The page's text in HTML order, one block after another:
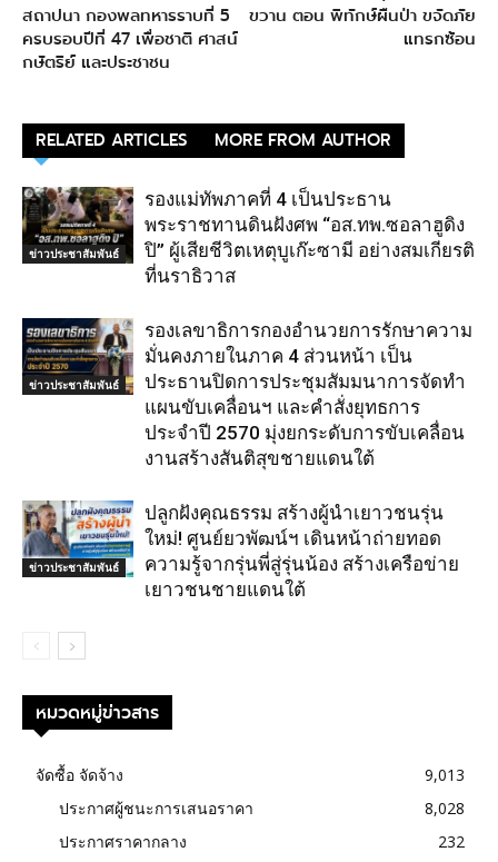
สถาปนา กองพลทหารราบที่ 5
ครบรอบปีที่ 47 เพื่อชาติ ศาสน์
กษัตริย์ และประชาชน
ขวาน ตอน พิทักษ์ผืนป่า ขจัดภัย
แทรกซ้อน
RELATED ARTICLES MORE FROM AUTHOR
ข่าวประชาสัมพันธ์
รองแม่ทัพภาคที่ 4 เป็นประธาน
พระราชทานดินฝังศพ “อส.ทพ.ซอลาฮูดิง
ปิ” ผู้เสียชีวิตเหตุบูเก๊ะซามี อย่างสมเกียรติ
ที่นราธิวาส
ข่าวประชาสัมพันธ์
รองเลขาธิการกองอำนวยการรักษาความ
มั่นคงภายในภาค 4 ส่วนหน้า เป็น
ประธานปิดการประชุมสัมมนาการจัดทำ
แผนขับเคลื่อนฯ และคำสั่งยุทธการ
ประจำปี 2570 มุ่งยกระดับการขับเคลื่อน
งานสร้างสันติสุขชายแดนใต้
ข่าวประชาสัมพันธ์
ปลูกฝังคุณธรรม สร้างผู้นำเยาวชนรุ่น
ใหม่! ศูนย์ยวพัฒน์ฯ เดินหน้าถ่ายทอด
ความรู้จากรุ่นพี่สู่รุ่นน้อง สร้างเครือข่าย
เยาวชนชายแดนใต้
หมวดหมู่ข่าวสาร
จัดซื้อ จัดจ้าง
9,013
ประกาศผู้ชนะการเสนอราคา
8,028
ประกาศราคากลาง
232